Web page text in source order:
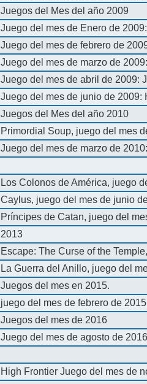
Juegos del Mes del año 2009
Juego del mes de Enero de
Juego del mes de febrero de
Juego del mes de marzo de
Juego del mes de abril de 2009:
Juego del mes de junio de 2009:
Juegos del Mes del año 2010
Primordial Soup, juego del mes
Juego del mes de marzo de
Los Colonos de América, juego
Caylus, juego del mes de junio
Príncipes de Catan, juego del
2013
Escape: The Curse of the
La Guerra del Anillo, juego del
Juegos del mes en 2015.
juego del mes de febrero de
Juegos del mes de 2016
Juego del mes de agosto de
High Frontier Juego del mes de